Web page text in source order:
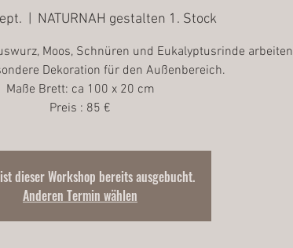
NATURNAH gestalten 1. Stock
Moos, Schnüren und Eukalyptusrinde arbeiten
Dekoration für den Außenbereich.
Maße Brett: ca 100 x 20 cm
Preis : 85 €
dieser Workshop bereits ausgebucht.
Anderen Termin wählen